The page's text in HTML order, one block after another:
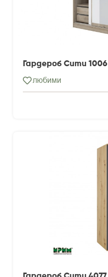
Гардероб Сити
любими